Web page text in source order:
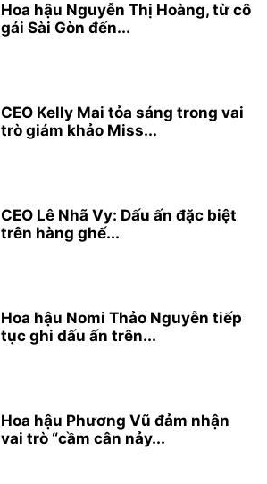
Hoa hậu Nguyễn Thị Hoàng, từ cô
gái Sài Gòn đến...
CEO Kelly Mai tỏa sáng trong vai
trò giám khảo Miss...
CEO Lê Nhã Vy: Dấu ấn đặc biệt
trên hàng ghế...
Hoa hậu Nomi Thảo Nguyễn tiếp
tục ghi dấu ấn trên...
Hoa hậu Phương Vũ đảm nhận
vai trò “cầm cân nảy...